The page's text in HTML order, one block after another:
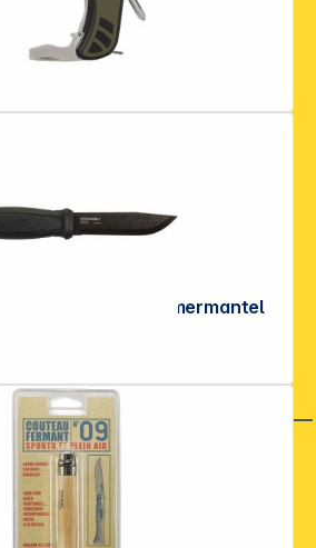
Victorinox Soldatenmesser olive
Morakniv Garberg Black Carbon Polymermantel